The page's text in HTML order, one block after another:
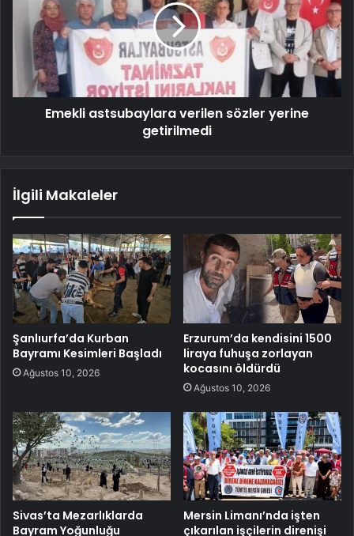
Emekli astsubaylara verilen sözler yerine
getirilmedi
İlgili Makaleler
Şanlıurfa’da Kurban
Bayramı Kesimleri Başladı
Ağustos 10, 2026
Erzurum’da kendisini 1500
liraya fuhuşa zorlayan
kocasını öldürdü
Ağustos 10, 2026
Sivas’ta Mezarlıklarda
Bayram Yoğunluğu
Mersin Limanı’nda işten
çıkarılan işçilerin direnişi